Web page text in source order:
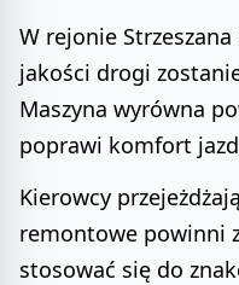
W rejonie
jakości drogi
Maszyna wyrówna
poprawi komfort
Kierowcy
remontowe powinni
stosować się do